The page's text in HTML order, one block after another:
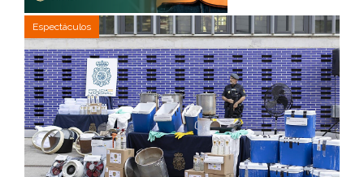
Espectáculos